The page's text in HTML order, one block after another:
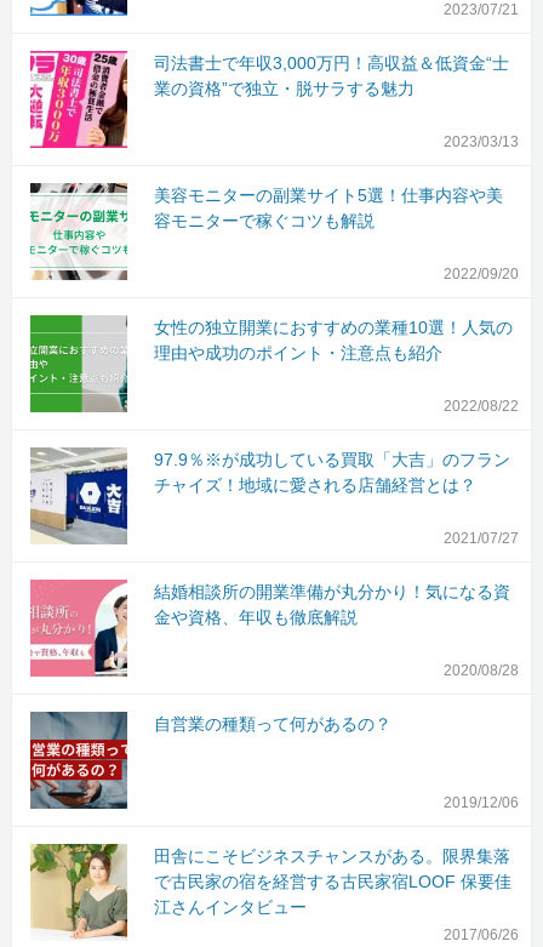
2023/07/21
司法書士で年収3,000万円！高収益＆低資金“士
業の資格”で独立・脱サラする魅力
2023/03/13
美容モニターの副業サイト5選！仕事内容や美
容モニターで稼ぐコツも解説
2022/09/20
女性の独立開業におすすめの業種10選！人気の
理由や成功のポイント・注意点も紹介
2022/08/22
97.9％※が成功している買取「大吉」のフラン
チャイズ！地域に愛される店舗経営とは？
2021/07/27
結婚相談所の開業準備が丸分かり！気になる資
金や資格、年収も徹底解説
2020/08/28
自営業の種類って何があるの？
2019/12/06
田舎にこそビジネスチャンスがある。限界集落
で古民家の宿を経営する古民家宿LOOF 保要佳
江さんインタビュー
2017/06/26